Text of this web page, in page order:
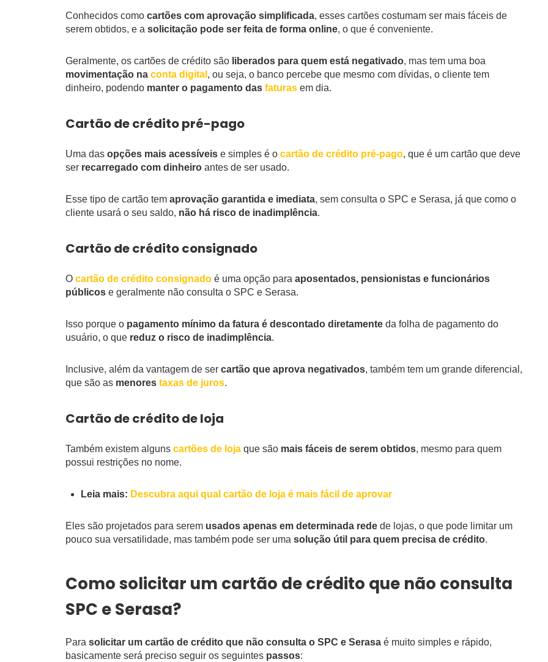
Conhecidos como cartões com aprovação simplificada, esses cartões costumam ser mais fáceis de
serem obtidos, e a solicitação pode ser feita de forma online, o que é conveniente.
Geralmente, os cartões de crédito são liberados para quem está negativado, mas tem uma boa
movimentação na conta digital , ou seja, o banco percebe que mesmo com dívidas, o cliente tem
dinheiro, podendo manter o pagamento das faturas em dia.
Cartão de crédito pré-pago
Uma das opções mais acessíveis e simples é o cartão de crédito pré-pago, que é um cartão que deve
ser recarregado com dinheiro antes de ser usado.
Esse tipo de cartão tem aprovação garantida e imediata, sem consulta o SPC e Serasa, já que como o
cliente usará o seu saldo, não há risco de inadimplência.
Cartão de crédito consignado
O cartão de crédito consignado é uma opção para aposentados, pensionistas e funcionários
públicos e geralmente não consulta o SPC e Serasa.
Isso porque o pagamento mínimo da fatura é descontado diretamente da folha de pagamento do
usuário, o que reduz o risco de inadimplência.
Inclusive, além da vantagem de ser cartão que aprova negativados, também tem um grande diferencial,
que são as menores taxas de juros.
Cartão de crédito de loja
Também existem alguns cartões de loja que são mais fáceis de serem obtidos, mesmo para quem
possui restrições no nome.
Leia mais: Descubra aqui qual cartão de loja é mais fácil de aprovar
Eles são projetados para serem usados apenas em determinada rede de lojas, o que pode limitar um
pouco sua versatilidade, mas também pode ser uma solução útil para quem precisa de crédito.
Como solicitar um cartão de crédito que não consulta
SPC e Serasa?
Para solicitar um cartão de crédito que não consulta o SPC e Serasa é muito simples e rápido,
basicamente será preciso seguir os seguintes passos: